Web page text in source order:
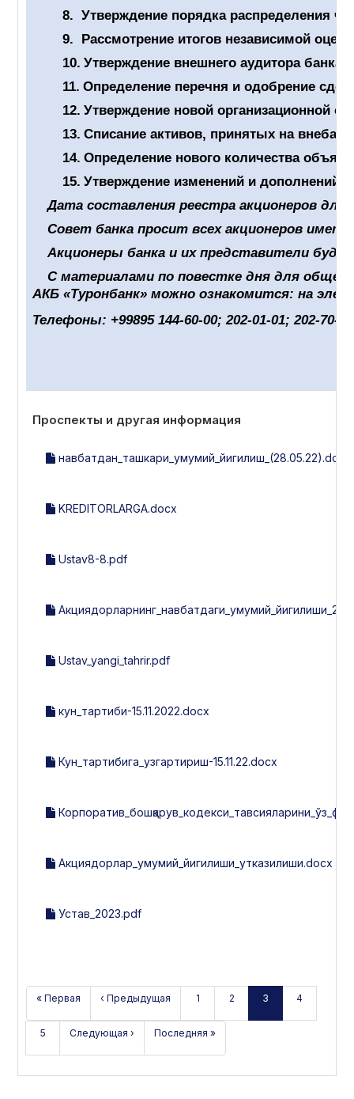
8. Утверждение порядка распределения
9. Рассмотрение итогов независимой
10. Утверждение внешнего аудитора банка
11. Определение перечня и одобрение
12. Утверждение новой организационной
13. Списание активов, принятых на
14. Определение нового количества
15. Утверждение изменений и дополнений,
Дата составления реестра акционеров для
Совет банка просит всех акционеров
Акционеры банка и их представители
С материалами по повестке дня для
АКБ «Туронбанк» можно ознакомится: на
Телефоны: +99895 144-60-00; 202-01-01; 202-70-
Проспекты и другая информация
навбатдан_ташкари_умумий_йигилиш_(28.05.22).docx
KREDITORLARGA.docx
Ustav8-8.pdf
Ustav_yangi_tahrir.pdf
кун_тартиби-15.11.2022.docx
Кун_тартибига_узгартириш-15.11.22.docx
Акциядорлар_умумий_йигилиши_утказилиши.docx
Устав_2023.pdf
« Первая ‹ Предыдущая 1 2 3 4
5 Следующая › Последняя »